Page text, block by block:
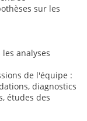
sur les
analyses
de l'équipe :
diagnostics
études des